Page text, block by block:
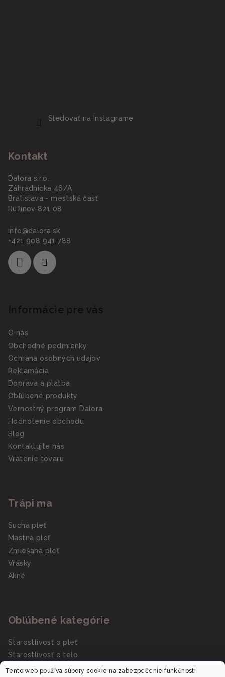
Tento web používa súbory cookie na zabezpečenie funkčnosti
Sledovať na Instagrame
Kontakt
Dalora s.r.o.
Záhradnícka 46/A
Bratislava - mestská časť
Ružinov 821 08
info@dalora.sk
+421 908 941 788
Informácie pre vás
O nás
Obchodné podmienky
Ochrana osobných údajov
Reklamácia
Doprava a platba
Obľúbené produkty
Vernostný program Dalora
Hodnotenie obchodu
Blog
Kontaktujte nás
Vrátenie tovaru
Trápi ma
Suchá pleť
Mastná pleť
Zmiešaná pleť
Vrásky
Akné
Obľúbené kategórie
Starostlivosť o pleť
Starostlivosť o telo
Slnečná starostlivosť SPF